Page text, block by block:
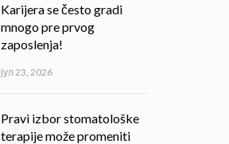
Karijera se često gradi
mnogo pre prvog
zaposlenja!
јул 23, 2026
Pravi izbor stomatološke
terapije može promeniti